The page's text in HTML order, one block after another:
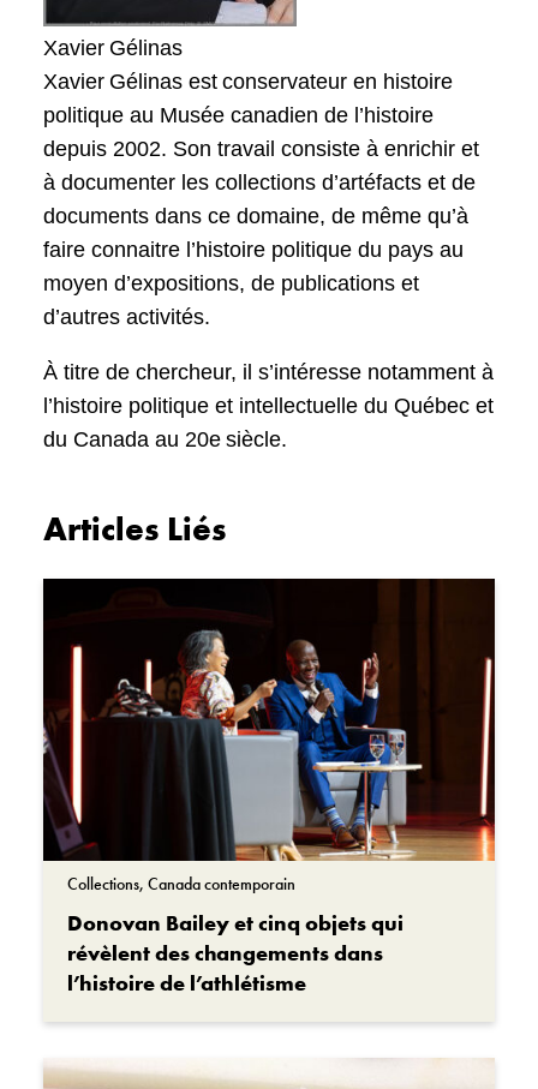
Xavier Gélinas
Xavier Gélinas est conservateur en histoire
politique au Musée canadien de l’histoire
depuis 2002. Son travail consiste à enrichir et
à documenter les collections d’artéfacts et de
documents dans ce domaine, de même qu’à
faire connaitre l’histoire politique du pays au
moyen d’expositions, de publications et
d’autres activités.
À titre de chercheur, il s’intéresse notamment à
l’histoire politique et intellectuelle du Québec et
du Canada au 20e siècle.
Articles Liés
Collections, Canada contemporain
Donovan Bailey et cinq objets qui
révèlent des changements dans
l’histoire de l’athlétisme